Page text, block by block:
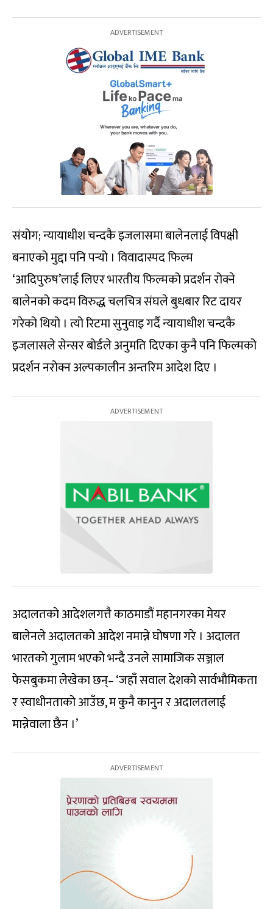
संयोग; न्यायाधीश चन्दकै इजलासमा बालेनलाई विपक्षी
बनाएको मुद्दा पनि पर्‍यो । विवादास्पद फिल्म
‘आदिपुरुष’लाई लिएर भारतीय फिल्मको प्रदर्शन रोक्ने
बालेनको कदम विरुद्ध चलचित्र संघले बुधबार रिट दायर
गरेको थियो । त्यो रिटमा सुनुवाइ गर्दै न्यायाधीश चन्दकै
इजलासले सेन्सर बोर्डले अनुमति दिएका कुनै पनि फिल्मको
प्रदर्शन नरोक्न अल्पकालीन अन्तरिम आदेश दिए ।
अदालतको आदेशलगत्तै काठमाडौं महानगरका मेयर
बालेनले अदालतको आदेश नमान्ने घोषणा गरे । अदालत
भारतको गुलाम भएको भन्दै उनले सामाजिक सञ्जाल
फेसबुकमा लेखेका छन्– ‘जहाँ सवाल देशको सार्वभौमिकता
र स्वाधीनताको आउँछ, म कुनै कानुन र अदालतलाई
मान्नेवाला छैन ।’